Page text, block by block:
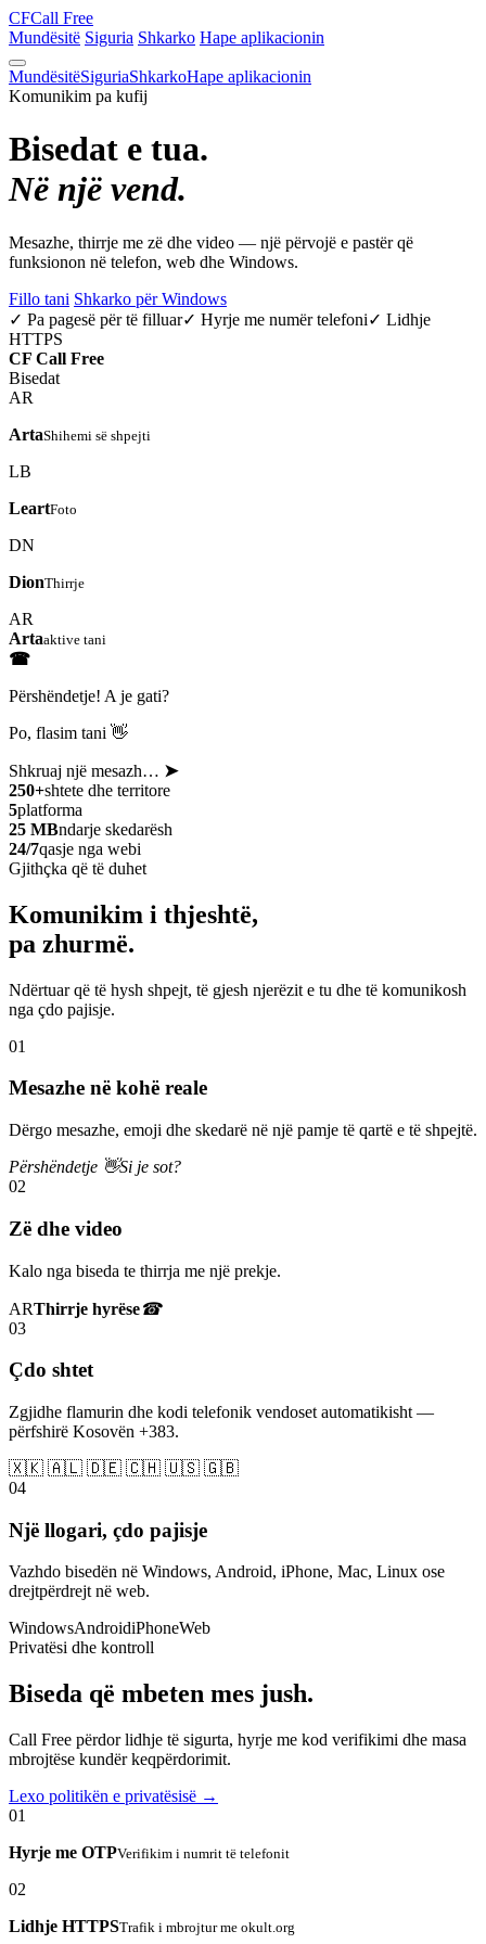
CFCall Free
Mundësitë Siguria Shkarko Hape aplikacionin
MundësitëSiguriaShkarkoHape aplikacionin
Komunikim pa kufij
Bisedat e tua.
Në një vend.
Mesazhe, thirrje me zë dhe video — një përvojë e pastër që
funksionon në telefon, web dhe Windows.
Fillo tani Shkarko për Windows
✓ Pa pagesë për të filluar✓ Hyrje me numër telefoni✓ Lidhje
HTTPS
CF Call Free
Bisedat
AR
ArtaShihemi së shpejti
LB
LeartFoto
DN
DionThirrje
AR
Artaaktive tani
☎
Përshëndetje! A je gati?
Po, flasim tani 👋
Shkruaj një mesazh… ➤
250+shtete dhe territore
5platforma
25 MBndarje skedarësh
24/7qasje nga webi
Gjithçka që të duhet
Komunikim i thjeshtë,
pa zhurmë.
Ndërtuar që të hysh shpejt, të gjesh njerëzit e tu dhe të komunikosh
nga çdo pajisje.
01
Mesazhe në kohë reale
Dërgo mesazhe, emoji dhe skedarë në një pamje të qartë e të shpejtë.
Përshëndetje 👋Si je sot?
02
Zë dhe video
Kalo nga biseda te thirrja me një prekje.
ARThirrje hyrëse☎
03
Çdo shtet
Zgjidhe flamurin dhe kodi telefonik vendoset automatikisht —
përfshirë Kosovën +383.
🇽🇰 🇦🇱 🇩🇪 🇨🇭 🇺🇸 🇬🇧
04
Një llogari, çdo pajisje
Vazhdo bisedën në Windows, Android, iPhone, Mac, Linux ose
drejtpërdrejt në web.
WindowsAndroidiPhoneWeb
Privatësi dhe kontroll
Biseda që mbeten mes jush.
Call Free përdor lidhje të sigurta, hyrje me kod verifikimi dhe masa
mbrojtëse kundër keqpërdorimit.
Lexo politikën e privatësisë →
01
Hyrje me OTPVerifikim i numrit të telefonit
02
Lidhje HTTPSTrafik i mbrojtur me okult.org